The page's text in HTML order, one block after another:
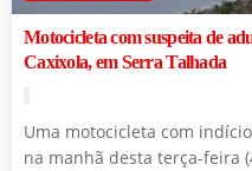
Motocicleta com suspeita de
Caxixola, em Serra Talhada
Uma motocicleta com
na manhã desta terça-feira